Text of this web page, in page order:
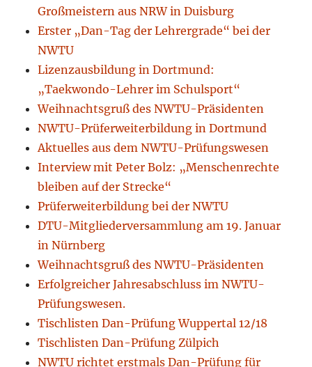
Großmeistern aus NRW in Duisburg
Erster „Dan-Tag der Lehrergrade“ bei der
NWTU
Lizenzausbildung in Dortmund:
„Taekwondo-Lehrer im Schulsport“
Weihnachtsgruß des NWTU-Präsidenten
NWTU-Prüferweiterbildung in Dortmund
Aktuelles aus dem NWTU-Prüfungswesen
Interview mit Peter Bolz: „Menschenrechte
bleiben auf der Strecke“
Prüferweiterbildung bei der NWTU
DTU-Mitgliederversammlung am 19. Januar
in Nürnberg
Weihnachtsgruß des NWTU-Präsidenten
Erfolgreicher Jahresabschluss im NWTU-
Prüfungswesen.
Tischlisten Dan-Prüfung Wuppertal 12/18
Tischlisten Dan-Prüfung Zülpich
NWTU richtet erstmals Dan-Prüfung für